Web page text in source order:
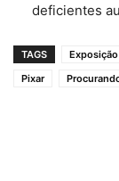
deficientes
TAGS Exposição
Pixar